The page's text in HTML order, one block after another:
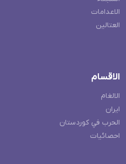
الاعدامات
العتالين
الاقسام
الالغام
ايران
الحرب في كوردستان
احصائيات